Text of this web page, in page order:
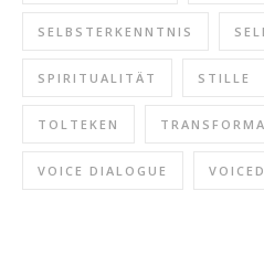
SELBSTERKENNTNIS
SPIRITUALITÄT STILLE
TOLTEKEN
VOICE DIALOGUE